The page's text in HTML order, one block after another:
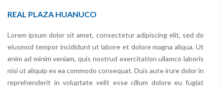
REAL PLAZA HUANUCO
Lorem ipsum dolor sit amet, consectetur adipiscing elit, sed do
eiusmod tempor incididunt ut labore et dolore magna aliqua. Ut
enim ad minim veniam, quis nostrud exercitation ullamco laboris
nisi ut aliquip ex ea commodo consequat. Duis aute irure dolor in
reprehenderit in voluptate velit esse cillum dolore eu fugiat